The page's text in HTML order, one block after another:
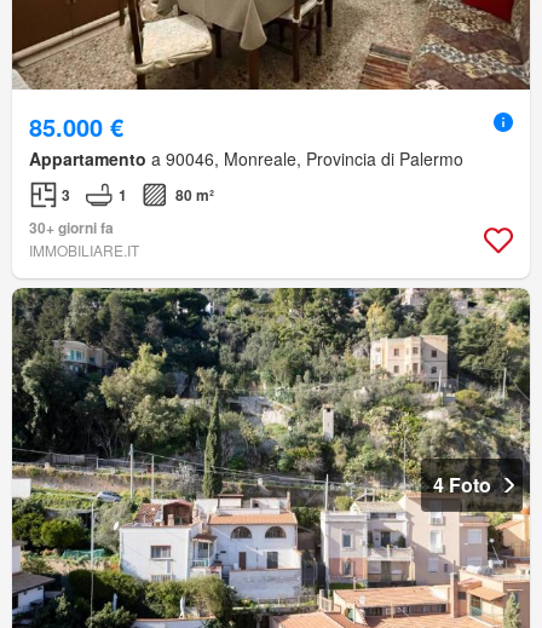
85.000 €
Appartamento a 90046, Monreale, Provincia di Palermo
3 1
80 m²
30+ giorni fa
IMMOBILIARE.IT
4 Foto